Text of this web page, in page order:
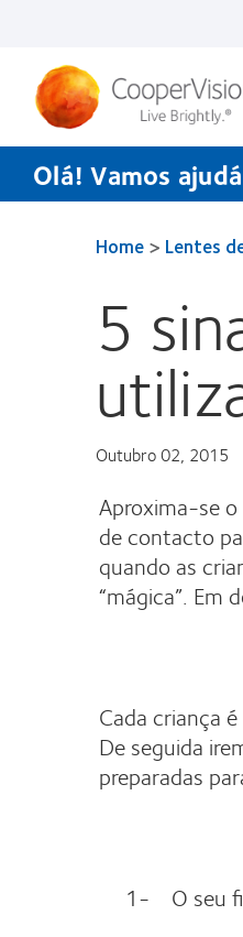
conteúdo
principal
Olá! Vamos
Home> Lentes
5
Outubro 02, 2015
Aproxima-se
de contacto
quando as
“mágica”.
Cada criança
De seguida
preparadas
1- O seu